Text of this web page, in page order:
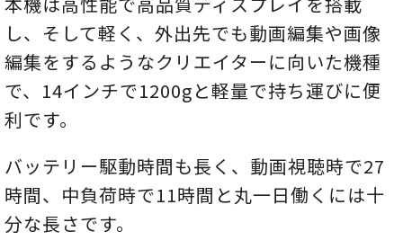
し、そして軽く、外出先でも動画編集や画像
編集をするようなクリエイターに向いた機種
で、14インチで1200gと軽量で持ち運びに便
利です。
バッテリー駆動時間も長く、動画視聴時で27
時間、中負荷時で11時間と丸一日働くには十
分な長さです。